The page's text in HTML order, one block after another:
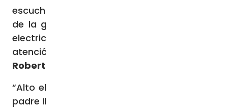
escuchado, nadie escucha las necesidades
de la gente de Gaza sin vivienda, comida,
electricidad, agua. Veinte mil enfermos sin
atención»
Roberto Cetera – Ciudad del Vaticano
“Alto el fuego… Nosotros también, como el
padre Ibrahim, decimos alto el fuego”